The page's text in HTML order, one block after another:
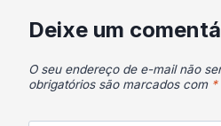
Deixe um
O seu endereço de e-mail não
obrigatórios são marcados com *